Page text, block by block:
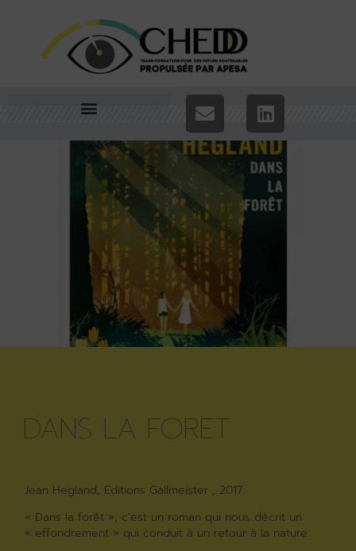
DANS LA FORET
Jean Hegland, Editions Gallmeister , 2017
« Dans la forêt », c’est un roman qui nous décrit un
« effondrement » qui conduit à un retour à la nature.